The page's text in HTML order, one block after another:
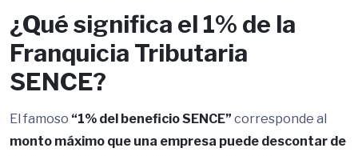
¿Qué significa el 1% de la
Franquicia Tributaria
SENCE?
El famoso “1% del beneficio SENCE” corresponde al
monto máximo que una empresa puede descontar de